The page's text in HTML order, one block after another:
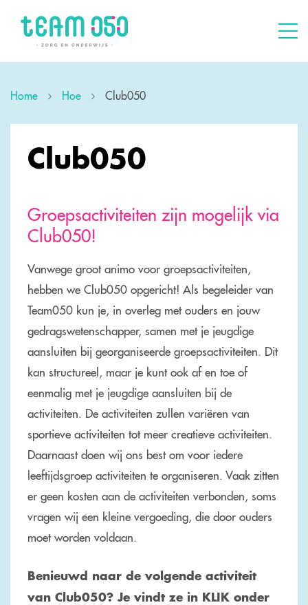
Home Hoe Club050
Club050
Groepsactiviteiten zijn mogelijk via
Club050!
Vanwege groot animo voor groepsactiviteiten,
hebben we Club050 opgericht! Als begeleider van
Team050 kun je, in overleg met ouders en jouw
gedragswetenschapper, samen met je jeugdige
aansluiten bij georganiseerde groepsactiviteiten. Dit
kan structureel, maar je kunt ook af en toe of
eenmalig met je jeugdige aansluiten bij de
activiteiten. De activiteiten zullen variëren van
sportieve activiteiten tot meer creatieve activiteiten.
Daarnaast doen wij ons best om voor iedere
leeftijdsgroep activiteiten te organiseren. Vaak zitten
er geen kosten aan de activiteiten verbonden, soms
vragen wij een kleine vergoeding, die door ouders
moet worden voldaan.
Benieuwd naar de volgende activiteit
van Club050? Je vindt ze in KLIK onder